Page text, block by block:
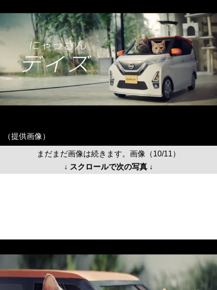
（提供画像）
まだまだ画像は続きます。画像（10/11）
↓ スクロールで次の写真 ↓